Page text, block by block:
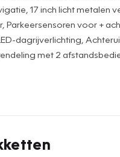
17 inch licht metalen
Parkeersensoren voor +
dagrijverlichting,
met 2
+ achter, Elektrisch
Lederen stuurwiel +
+ bijrijdersstoel in
Apple carplay, Android